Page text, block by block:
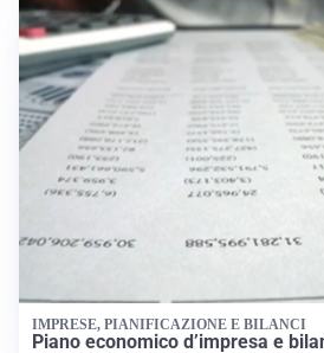
IMPRESE, PIANIFICAZIONE E BILANCI
Piano economico d’impresa e